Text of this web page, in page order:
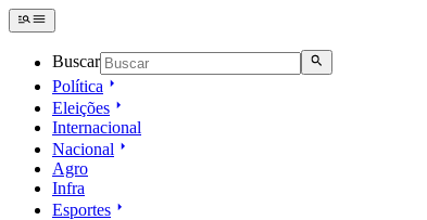
Buscar
Política
Eleições
Internacional
Nacional
Agro
Infra
Esportes